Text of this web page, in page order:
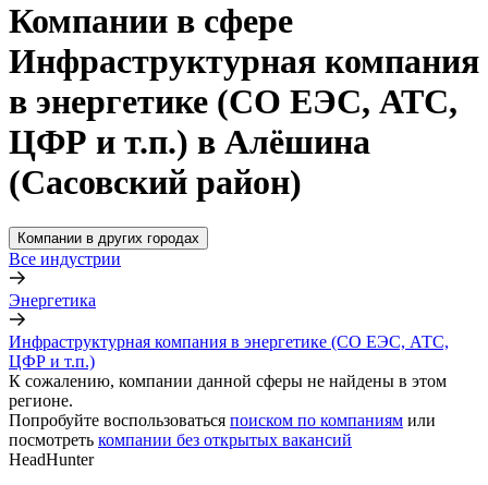
Компании в сфере
Инфраструктурная компания
в энергетике (СО ЕЭС, АТС,
ЦФР и т.п.) в Алёшина
(Сасовский район)
Компании в других городах
Все индустрии
Энергетика
Инфраструктурная компания в энергетике (СО ЕЭС, АТС,
ЦФР и т.п.)
К сожалению, компании данной сферы не найдены в этом
регионе.
Попробуйте воспользоваться поиском по компаниям или
посмотреть компании без открытых вакансий
HeadHunter